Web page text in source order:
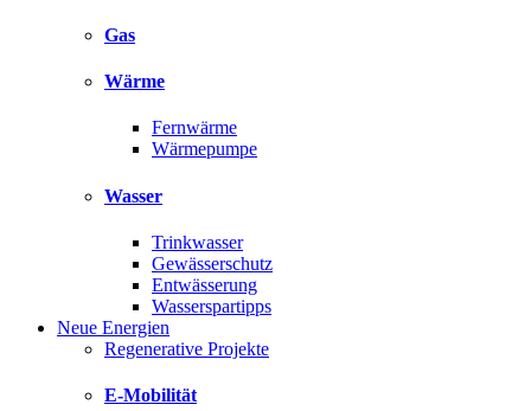
Gas
Wärme
Fernwärme
Wärmepumpe
Wasser
Trinkwasser
Gewässerschutz
Entwässerung
Wasserspartipps
Neue Energien
Regenerative Projekte
E-Mobilität